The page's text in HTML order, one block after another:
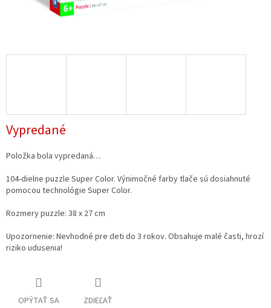
Vypredané
Položka bola vypredaná…
104-dielne puzzle Super Color. Výnimočné farby tlače sú dosiahnuté
pomocou technológie Super Color.
Rozmery puzzle: 38 x 27 cm
Upozornenie: Nevhodné pre deti do 3 rokov. Obsahuje malé časti, hrozí
riziko udusenia!
OPÝTAŤ SA ZDIEĽAŤ